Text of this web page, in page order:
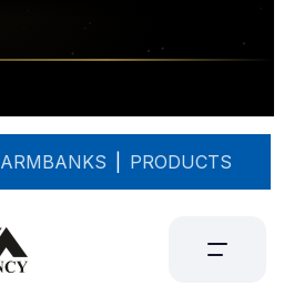
ARMBANKS PRODUCTS